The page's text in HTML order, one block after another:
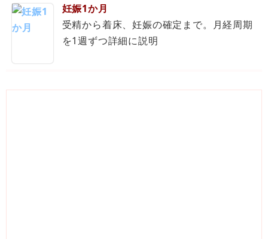
妊娠1か月
受精から着床、妊娠の確定まで。月経周期
を1週ずつ詳細に説明